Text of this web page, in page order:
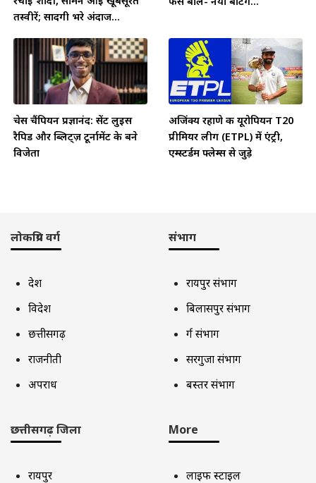
तस्वीरें; सादगी भरे अंदाज...
चेस चैंपियन प्रज्ञानंद: सेंट लुइस
रैपिड और ब्लिट्ज़ टूर्नामेंट के बने
विजेता
अजिंक्य रहाणे की यूरोपियन T20
प्रीमियर लीग (ETPL) में एंट्री,
एम्स्टर्डम फ्लेम्स से जुड़े
लोकप्रिय वर्ग
देश
विदेश
छत्तीसगढ़
राजनीती
अपराध
संभाग
रायपुर संभाग
बिलासपुर संभाग
दुर्ग संभाग
सरगुजा संभाग
बस्तर संभाग
छत्तीसगढ़ जिला
रायपुर
More
लाइफ स्टाइल